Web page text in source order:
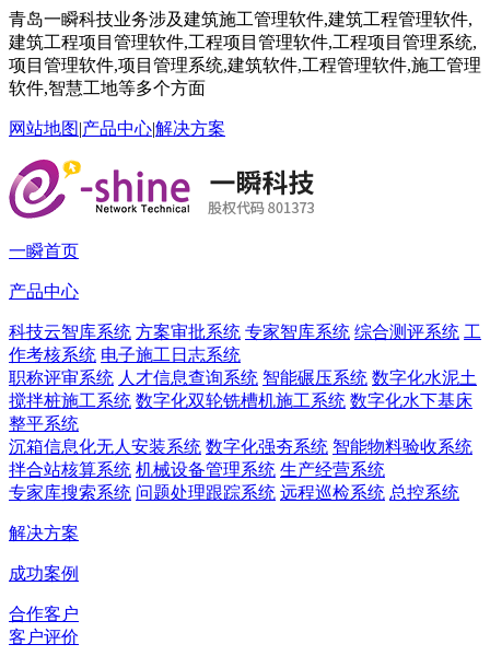
青岛一瞬科技业务涉及建筑施工管理软件,建筑工程管理软件,
建筑工程项目管理软件,工程项目管理软件,工程项目管理系统,
项目管理软件,项目管理系统,建筑软件,工程管理软件,施工管理
软件,智慧工地等多个方面
网站地图|产品中心|解决方案
一瞬首页
产品中心
科技云智库系统 方案审批系统 专家智库系统 综合测评系统 工
作考核系统 电子施工日志系统
职称评审系统 人才信息查询系统 智能碾压系统 数字化水泥土
搅拌桩施工系统 数字化双轮铣槽机施工系统 数字化水下基床
整平系统
沉箱信息化无人安装系统 数字化强夯系统 智能物料验收系统
拌合站核算系统 机械设备管理系统 生产经营系统
专家库搜索系统 问题处理跟踪系统 远程巡检系统 总控系统
解决方案
成功案例
合作客户
客户评价